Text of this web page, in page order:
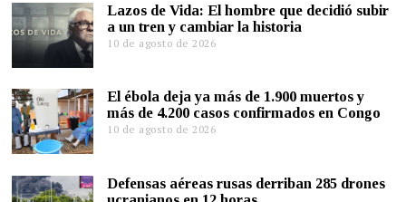
Lazos de Vida: El hombre que decidió subir
a un tren y cambiar la historia
10 de agosto de 2026
El ébola deja ya más de 1.900 muertos y
más de 4.200 casos confirmados en Congo
10 de agosto de 2026
Defensas aéreas rusas derriban 285 drones